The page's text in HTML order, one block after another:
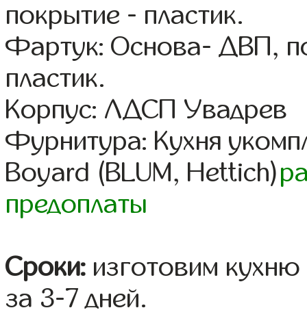
покрытие - пластик.
Фартук: Основа- ДВП,
пластик.
Корпус: ЛДСП Увадрев
Фурнитура: Кухня
Boyard (BLUM, Hettich)
предоплаты
Сроки: изготовим
за 3-7 дней.